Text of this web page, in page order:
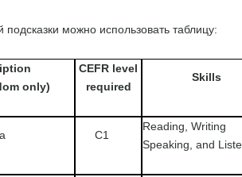
подсказки можно использовать таблицу:
only)
CEFR level
required
Skills
C1
Reading, Writing
Speaking, and